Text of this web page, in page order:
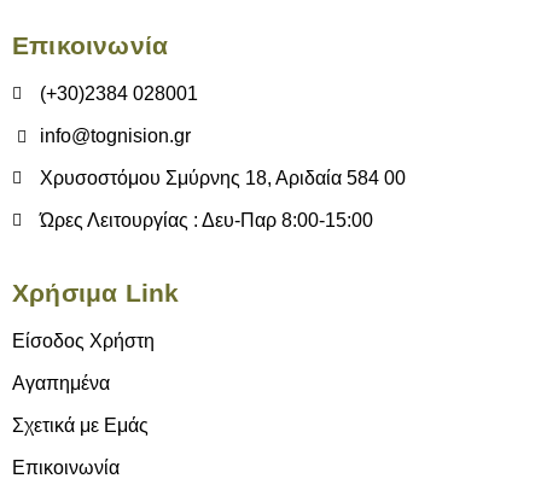
Επικοινωνία
(+30)2384 028001
info@tognision.gr
Χρυσοστόμου Σμύρνης 18, Αριδαία 584 00
Ώρες Λειτουργίας : Δευ-Παρ 8:00-15:00
Χρήσιμα Link
Είσοδος Χρήστη
Αγαπημένα
Σχετικά με Εμάς
Επικοινωνία